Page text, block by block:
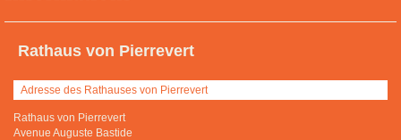
Rathaus von Pierrevert
Adresse des Rathauses von Pierrevert
Rathaus von Pierrevert
Avenue Auguste Bastide